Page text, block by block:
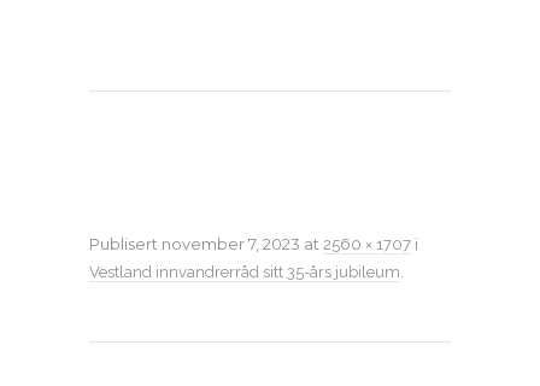
Publisert november 7, 2023 at 2560 × 1707 i
Vestland innvandrerråd sitt 35-års jubileum.